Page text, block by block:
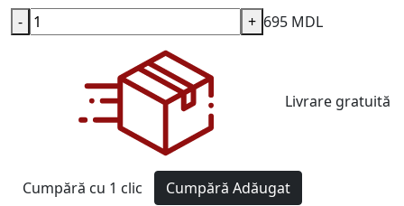
695 MDL
- +
Livrare gratuită
Cumpără cu 1 clic Cumpără Adăugat